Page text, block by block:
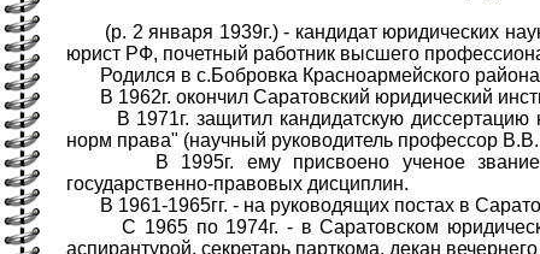
(р. 2 января 1939г.) - кандидат юридических
юрист РФ, почетный работник высшего
Родился в с.Бобровка Красноармейского района
В 1962г. окончил Саратовский юридический
В 1971г. защитил кандидатскую диссертацию
норм права" (научный руководитель профессор
В 1995г. ему присвоено ученое звание
государственно-правовых дисциплин.
В 1961-1965гг. - на руководящих постах в
С 1965 по 1974г. - в Саратовском
аспирантурой, секретарь парткома, декан